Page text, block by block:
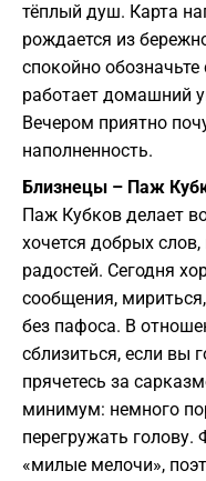
тёплый душ. Карта
рождается из
спокойно
работает домашний
Вечером приятно
наполненность.
Близнецы – Паж
Паж Кубков делает
хочется добрых
радостей. Сегодня
сообщения,
без пафоса. В
сблизиться, если вы
прячетесь за
минимум: немного
перегружать
«милые мелочи»,